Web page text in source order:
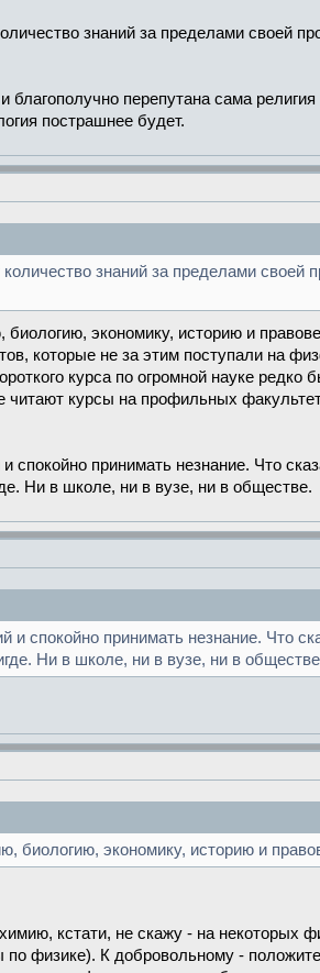
знаний за пределами своей
благополучно перепутана сама
пострашнее будет.
знаний за пределами своей
экономику, историю и
которые не за этим поступали на
курса по огромной науке
курсы на профильных
спокойно принимать незнание. Что
Ни в школе, ни в вузе, ни в обществе.
и спокойно принимать незнание. Что
Ни в школе, ни в вузе, ни в
биологию, экономику, историю и
кстати, не скажу - на некоторых
физике). К добровольному -